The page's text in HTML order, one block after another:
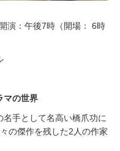
演：午後7時（開場： 6時
マの世界
手として名高い橋爪功に
の傑作を残した2人の作家